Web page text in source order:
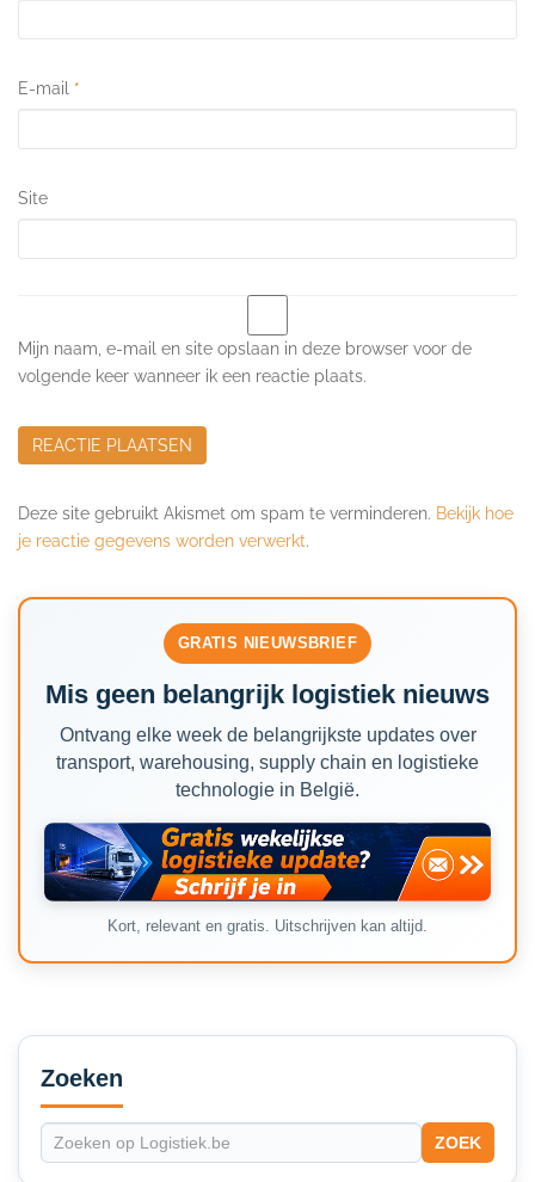
E-mail *
Site
Mijn naam, e-mail en site opslaan in deze browser voor de
volgende keer wanneer ik een reactie plaats.
Deze site gebruikt Akismet om spam te verminderen. Bekijk hoe
je reactie gegevens worden verwerkt.
GRATIS NIEUWSBRIEF
Mis geen belangrijk logistiek nieuws
Ontvang elke week de belangrijkste updates over
transport, warehousing, supply chain en logistieke
technologie in België.
Kort, relevant en gratis. Uitschrijven kan altijd.
Secondary
Sidebar
Zoeken
ZOEK